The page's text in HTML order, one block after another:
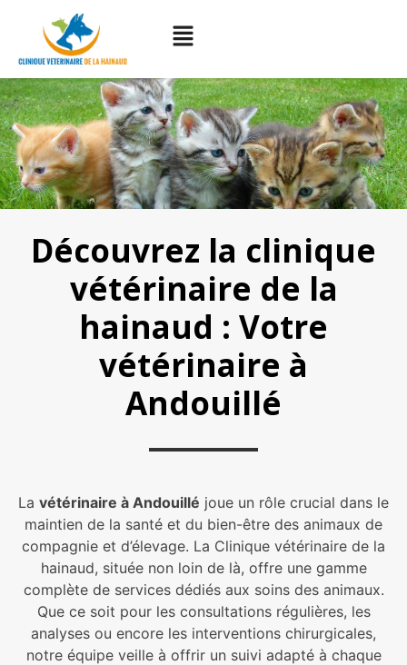
Découvrez la clinique
vétérinaire de la
hainaud : Votre
vétérinaire à
Andouillé
La vétérinaire à Andouillé joue un rôle crucial dans le
maintien de la santé et du bien-être des animaux de
compagnie et d’élevage. La Clinique vétérinaire de la
hainaud, située non loin de là, offre une gamme
complète de services dédiés aux soins des animaux.
Que ce soit pour les consultations régulières, les
analyses ou encore les interventions chirurgicales,
notre équipe veille à offrir un suivi adapté à chaque